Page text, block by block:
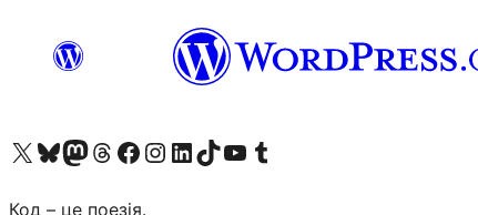
Visit our X (formerly Twitter) account
Visit our Bluesky account
Завітайте до нашої стрічки в Mastodon
Visit our Threads account
Завітайте на нашу сторінку в Facebook
Visit our Instagram account
Visit our LinkedIn account
Visit our TikTok account
Visit our YouTube channel
Visit our Tumblr account
Код – це поезія.